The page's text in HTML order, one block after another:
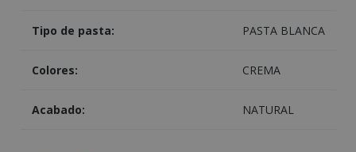
Tipo de pasta: PASTA BLANCA
Colores: CREMA
Acabado: NATURAL